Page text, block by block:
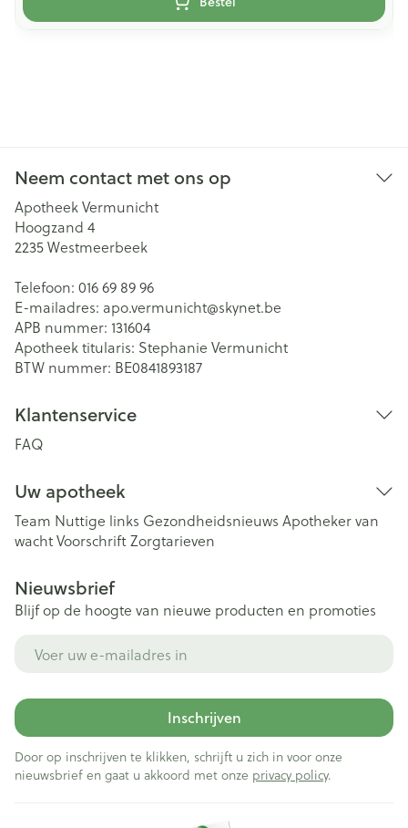
Neem contact met ons op
Apotheek Vermunicht
Hoogzand 4
2235Westmeerbeek
Telefoon: 016 69 89 96
E-mailadres: apo.vermunicht@skynet.be
APB nummer: 131604
Apotheek titularis: Stephanie Vermunicht
BTW nummer: BE0841893187
Klantenservice
FAQ
Uw apotheek
Team Nuttige links Gezondheidsnieuws Apotheker van
wachtVoorschriftZorgtarieven
Nieuwsbrief
Blijf op de hoogte van nieuwe producten en promoties
Inschrijven
Door op inschrijven te klikken, schrijft u zich in voor onze
nieuwsbrief en gaat u akkoord met onze privacy policy.